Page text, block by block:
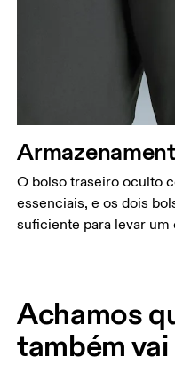
O bolso traseiro oculto
essenciais, e os dois
suficiente para levar um
Achamos
também